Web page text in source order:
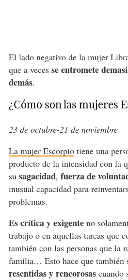
El lado negativo de la mujer
que a veces se entromete
demás.
¿Cómo son las mujeres
23 de octubre-21 de noviembre
La mujer Escorpiotiene una
producto de la intensidad con la
su sagacidad, fuerza de
inusual capacidad para
problemas.
Es crítica y exigenteno
trabajo o en aquellas tareas que
también con las personas que la
familia… Esto hace que también
resentidas y rencorosascuando